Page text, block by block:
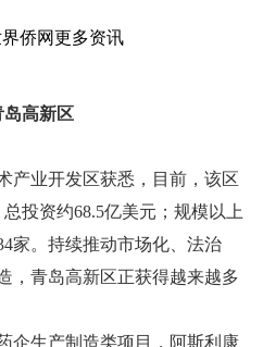
侨网更多资讯
岛高新区
产业开发区获悉，目前，该区
投资约68.5亿美元；规模以上
家。持续推动市场化、法治
，青岛高新区正获得越来越多
企生产制造类项目，阿斯利康